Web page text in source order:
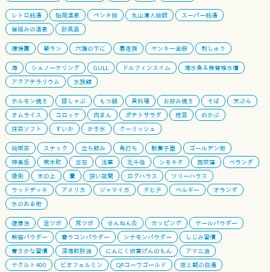
レトロ銭湯 船岡温泉 ペンキ絵 丸山清人絵師
スーパー銭湯
岩組みの温泉
砂風呂
應援團 學ラン 六旗の下に 暴走族 ヤンキー全般 刺しゅう
海 シュノーケリング GULL ドルフィンスイム
海水魚＆無脊椎水槽
アクアテラリウム
水族館
ホルモン焼き 豚しゃぶ もつ鍋 貝料理 お好み焼き そば
天ぷら
オムライス
コロッケ 肉まん ポテトサラダ 枝豆
めかぶ
抹茶ソフト
すいか かき氷 クーリッシュ
純喫茶 スナック 立ち飲み 角打ち 駄菓子屋
ゴールデン街
神楽坂
荒木町 立石 浅草 北千住 シモキタ 西荻窪
ベランダ
縁側
木の上 畳 狭い空間 ログハウス
ツリーハウス
ウッドデッキ
アメリカ ジャマイカ タヒチ ベルギー
オランダ
水のある街
健康法 足ツボ 耳ツボ せんねん灸 カッピング
ケールパウダー
熊笹パウダー
春ウコンパウダー シナモンパウダー
しじみ習慣
青さかな習慣
深海鮫肝油 にんにく卵黄げんのもん
アマニ油
ヤクルト400
ビオフェルミン QPコーワゴールド 夜と朝の白湯